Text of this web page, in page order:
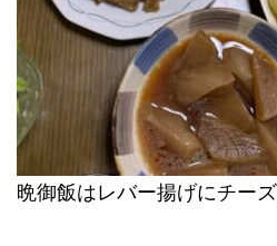
晩御飯はレバー揚げにチー